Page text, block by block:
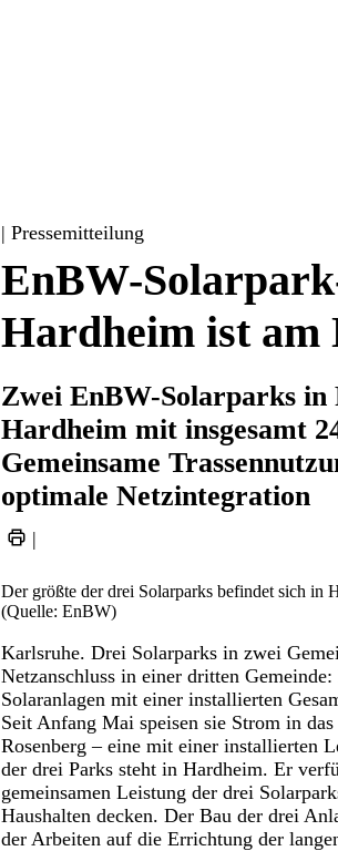
| Pressemitteilung
EnBW-
Hardheim ist am
Zwei EnBW-Solarparks in
Hardheim mit insgesamt
Gemeinsame
optimale Netzintegration
|
Der größte der drei Solarparks befindet sich in
(Quelle: EnBW)
Karlsruhe. Drei Solarparks in zwei
Netzanschluss in einer dritten
Solaranlagen mit einer installierten
Seit Anfang Mai speisen sie Strom in
Rosenberg – eine mit einer installierten
der drei Parks steht in Hardheim. Er
gemeinsamen Leistung der drei
Haushalten decken. Der Bau der drei
der Arbeiten auf die Errichtung der